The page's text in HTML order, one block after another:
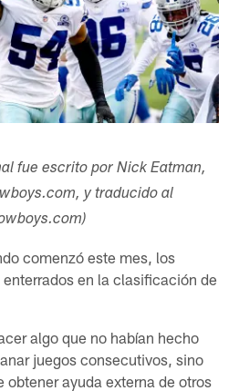
fue escrito por Nick Eatman,
y traducido al
comenzó este mes, los
en la clasificación de
algo que no habían hecho
juegos consecutivos, sino
obtener ayuda externa de otros